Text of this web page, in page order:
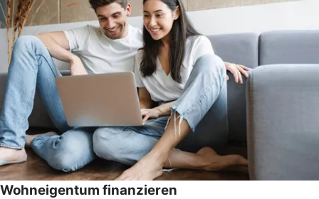
Wohneigentum finanzieren